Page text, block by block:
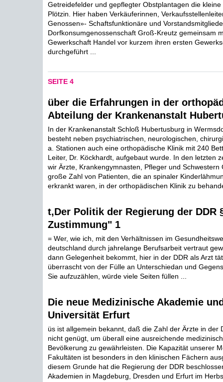
Getreidefelder und gepflegter Obstplantagen die
Plötzin. Hier haben Verkäuferinnen,
Genossen»- Schaftsfunktionäre und
Dorfkonsumgenossenschaft Groß-Kreutz gemeinsam
Gewerkschaft Handel vor kurzem ihren ersten
durchgeführt ...
SEITE 4
über die Erfahrungen in der
Abteilung der Krankenanstalt
In der Krankenanstalt Schloß Hubertusburg in
besteht neben psychiatrischen, neurologischen,
a. Stationen auch eine orthopädische Klinik mit 240
Leiter, Dr. Köckhardt, aufgebaut wurde. In den letzten
wir Ärzte, Krankengymnasten, Pfleger und Schwestern
große Zahl von Patienten, die an spinaler
erkrankt waren, in der orthopädischen Klinik zu
t,Der Politik der Regierung der DDR
Zustimmung" 1
= Wer, wie ich, mit den Verhältnissen im
deutschland durch jahrelange Berufsarbeit vertraut
dann Gelegenheit bekommt, hier in der DDR als Arzt
überrascht von der Fülle an Unterschiedan und
Sie aufzuzählen, würde viele Seiten füllen ...
Die neue Medizinische Akademie
Universität Erfurt
üs ist allgemein bekannt, daß die Zahl der Ärzte in der
nicht genügt, um überall eine ausreichende
Bevölkerung zu gewährleisten. Die Kapazität unserer
Fakultäten ist besonders in den klinischen Fächern
diesem Grunde hat die Regierung der DDR
Akademien in Magdeburg, Dresden und Erfurt im